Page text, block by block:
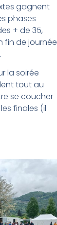
gagnent
phases
+ de 35,
fin de journée
la soirée
tout au
se coucher
finales (il